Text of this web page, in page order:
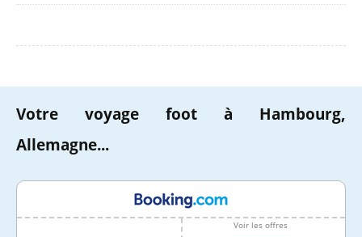
Votre voyage foot à Hambourg,
Allemagne...
Voir les offres